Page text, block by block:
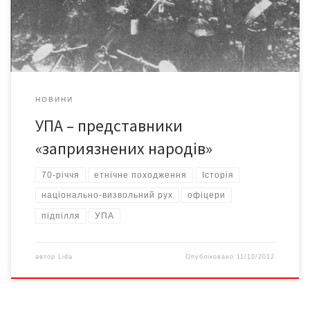
Повстанської Армії (УПА). У ній служили не лише етнічні
українці, а […]
НОВИНИ
УПА – представники
«заприязнених народів»
70-річчя етнічне походження Історія
національно-визвольний рух офіцери
підпілля УПА
автор Lida Опубліковано 11/10/2012